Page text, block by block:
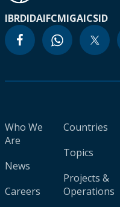
IBRDIDAIFCMIGAICSID
Who We
Are
News
Careers
Countries
Topics
Projects &
Operations